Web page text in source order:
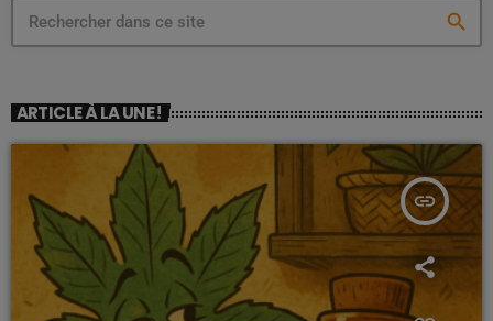
search
ARTICLE À LA UNE !
insert_link